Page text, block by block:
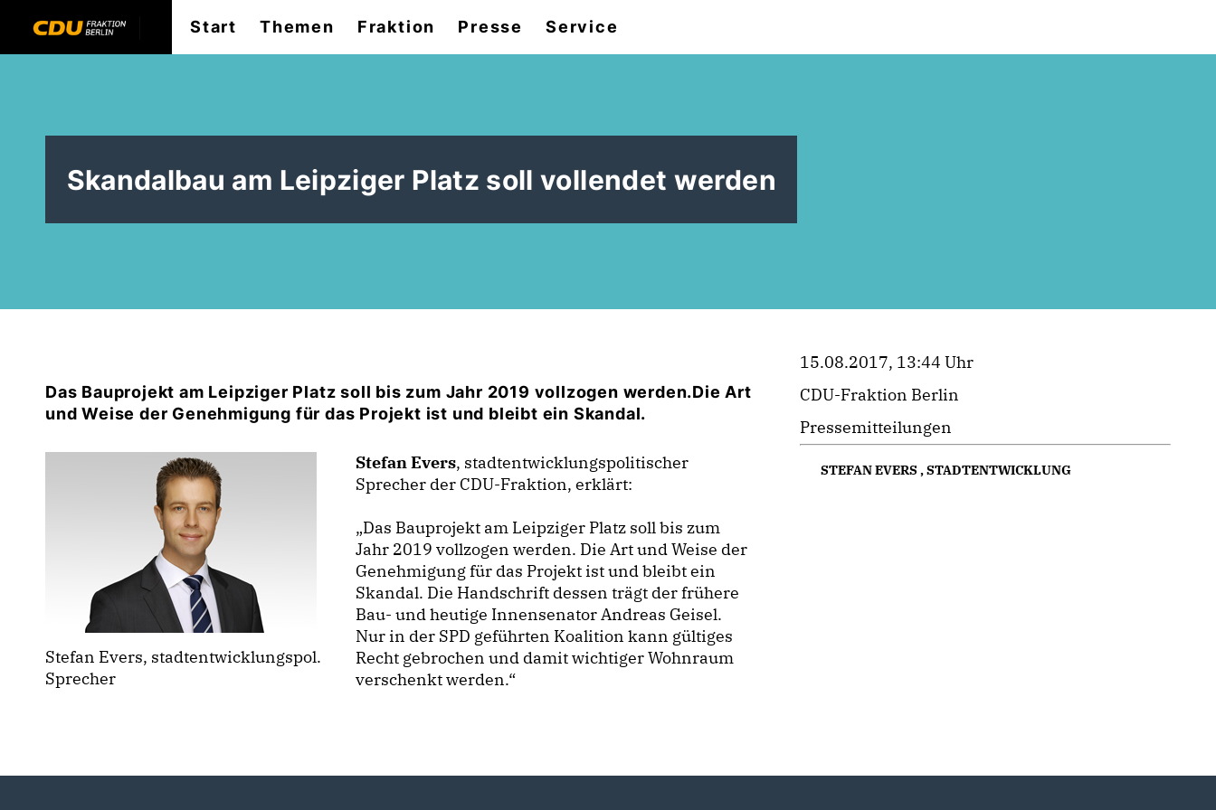
Start Themen Fraktion Presse Service
Skandalbau am Leipziger Platz soll vollendet werden
Das Bauprojekt am Leipziger Platz soll bis zum Jahr 2019 vollzogen werden.Die Art
und Weise der Genehmigung für das Projekt ist und bleibt ein Skandal.
Stefan Evers, stadtentwicklungspol.
Sprecher
Stefan Evers, stadtentwicklungspolitischer
Sprecher der CDU-Fraktion, erklärt:
Das Bauprojekt am Leipziger Platz soll bis zum
Jahr 2019 vollzogen werden. Die Art und Weise der
Genehmigung für das Projekt ist und bleibt ein
Skandal. Die Handschrift dessen trägt der frühere
Bau- und heutige Innensenator Andreas Geisel.
Nur in der SPD geführten Koalition kann gültiges
Recht gebrochen und damit wichtiger Wohnraum
verschenkt werden.“
15.08.2017, 13:44 Uhr
CDU-Fraktion Berlin
Pressemitteilungen
STEFAN EVERS ,STADTENTWICKLUNG